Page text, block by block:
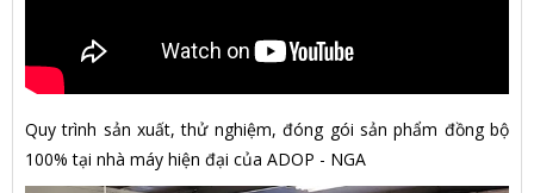
Quy trình sản xuất, thử nghiệm, đóng gói sản phẩm đồng bộ
100% tại nhà máy hiện đại của ADOP - NGA